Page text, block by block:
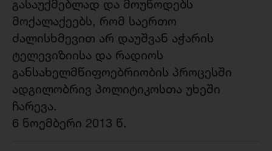
გასაუქმებლად და მოუწოდებს
მოქალაქეებს, რომ საერთო
ძალისხმევით არ დაუშვან აჭარის
ტელევიზიისა და რადიოს
განსახელმწიფოებრიობის პროცესში
ადგილობრივ პოლიტიკოსთა უხეში
ჩარევა.
6 ნოემბერი 2013 წ.